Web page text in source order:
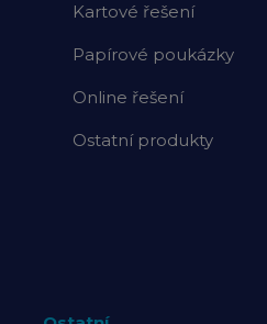
Kartové řešení
Papírové poukázky
Online řešení
Ostatní produkty